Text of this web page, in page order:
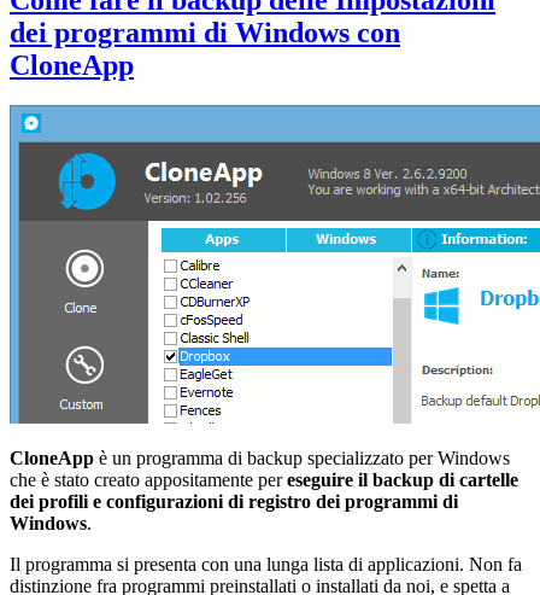
dei programmi di Windows con
CloneApp
CloneApp è un programma di backup specializzato per Windows
che è stato creato appositamente pereseguire il backup di cartelle
dei profili e configurazioni di registro dei programmi di
Windows.
Il programma si presenta con una lunga lista di applicazioni. Non fa
distinzione fra programmi preinstallati o installati da noi, e spetta a